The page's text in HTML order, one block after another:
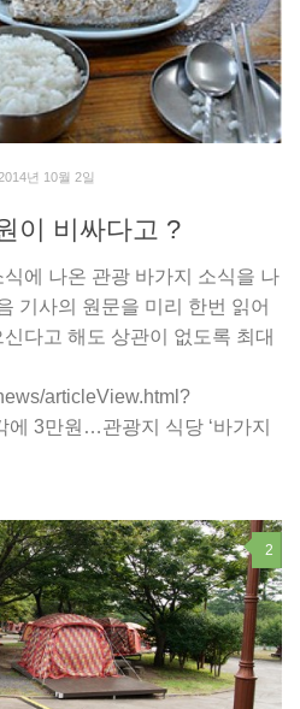
년 10월 2일
이 비싸다고 ?
에 나온 관광 바가지 소식을 나
기사의 원문을 미리 한번 읽어
다고 해도 상관이 없도록 최대
articleView.html?
3만원…관광지 식당 ‘바가지
2